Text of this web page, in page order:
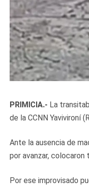
PRIMICIA.- La
de la CCNN Yavivironí
Ante la ausencia de
por avanzar,
Por ese improvisado